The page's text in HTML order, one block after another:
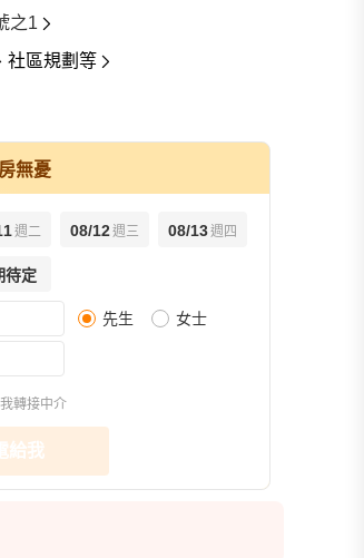
平面圖(1)
之1
社區規劃等
無憂
週二 08/12週三 08/13週四
待定
先生 女士
轉接中介
給我